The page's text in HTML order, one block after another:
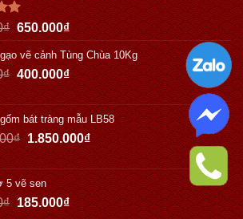
₫ 650.000₫
vẽ cảnh Tùng Chùa 10Kg
₫ 400.000₫
bát tràng mẫu LB58
₫ 1.850.000₫
5 vẽ sen
₫ 185.000₫